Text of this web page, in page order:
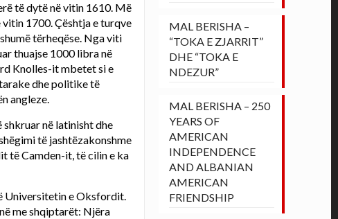
të dytë në vitin 1610. Më
1700. Çështja e turqve
tërheqëse. Nga viti
thuajse 1000 libra në
Knolles-it mbetet si e
dhe politike të
angleze.
në latinisht dhe
të jashtëzakonshme
të Camden-it, të cilin e ka
Universitetin e Oksfordit.
me shqiptarët: Njëra
MAL BERISHA –
“TOKA E ZJARRIT”
DHE “TOKA E
NDEZUR”
MAL BERISHA – 250
YEARS OF
AMERICAN
INDEPENDENCE
AND ALBANIAN
AMERICAN
FRIENDSHIP